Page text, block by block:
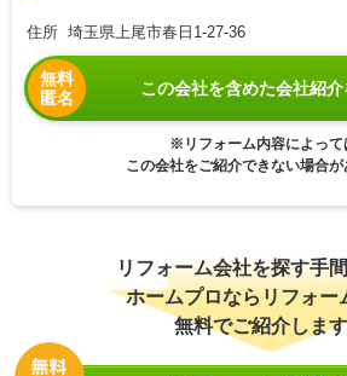
住所 埼玉県上尾市春日1-27-36
無料
匿名
この会社を含めた会社紹
※リフォーム内容によって
この会社をご紹介できない場合が
リフォーム会社を探す手
ホームプロならリフォー
無料でご紹介します